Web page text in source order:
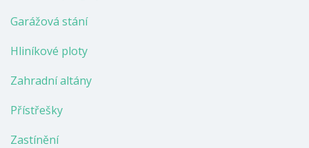
Garážová stání
Hliníkové ploty
Zahradní altány
Přístřešky
Zastínění